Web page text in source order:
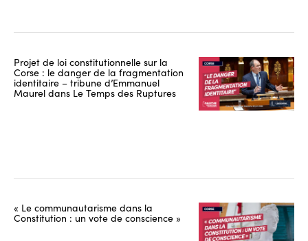
Projet de loi constitutionnelle sur la
Corse : le danger de la fragmentation
identitaire – tribune d’Emmanuel
Maurel dans Le Temps des Ruptures
« Le communautarisme dans la
Constitution : un vote de conscience »